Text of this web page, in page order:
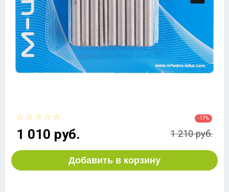
1 010 руб.
-17%
1 210 руб.
Добавить в корзину